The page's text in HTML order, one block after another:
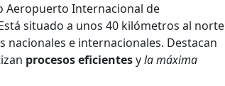
Aeropuerto Internacional de
situado a unos 40 kilómetros al norte
nacionales e internacionales. Destacan
procesos eficientesyla máxima